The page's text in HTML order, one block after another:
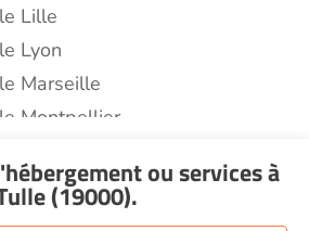
Lille
Lyon
Marseille
Montpellier
Nice
ou servicesà
(19000).